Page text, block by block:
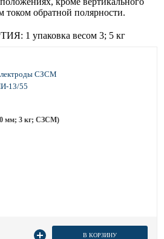
током обратной полярности.
1 упаковка весом 3; 5 кг
мм; 3 кг; СЗСМ)
В КОРЗИНУ